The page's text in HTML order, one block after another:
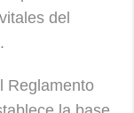
del
Reglamento